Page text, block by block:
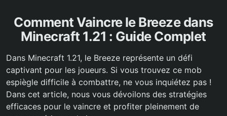
Comment Vaincre le Breeze dans
Minecraft 1.21 : Guide Complet
Dans Minecraft 1.21, le Breeze représente un défi
captivant pour les joueurs. Si vous trouvez ce mob
espiègle difficile à combattre, ne vous inquiétez pas !
Dans cet article, nous vous dévoilons des stratégies
efficaces pour le vaincre et profiter pleinement de